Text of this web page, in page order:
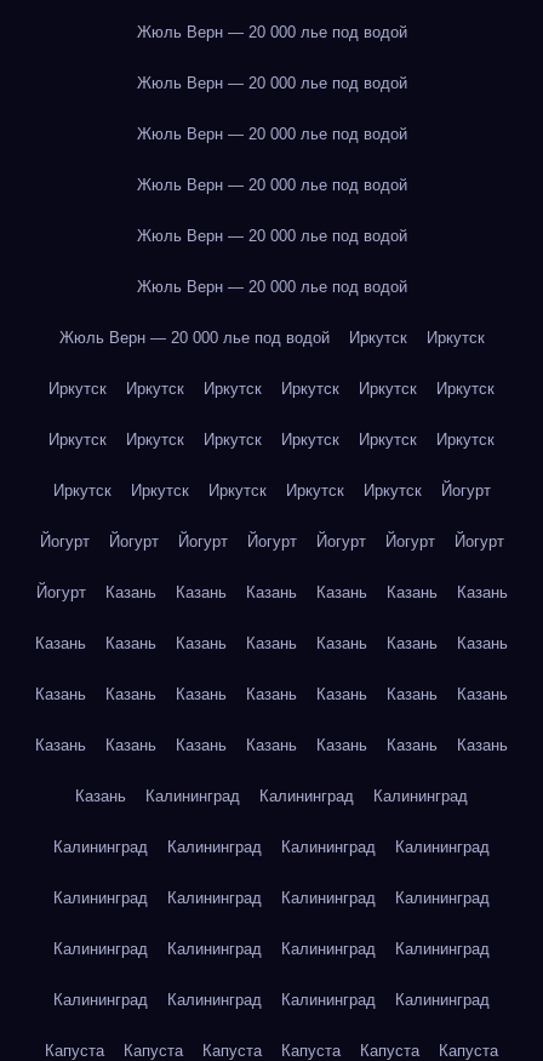
Жюль Верн — 20 000 лье под водой
Жюль Верн — 20 000 лье под водой
Жюль Верн — 20 000 лье под водой
Жюль Верн — 20 000 лье под водой
Жюль Верн — 20 000 лье под водой
Жюль Верн — 20 000 лье под водой
Жюль Верн — 20 000 лье под водой Иркутск Иркутск
Иркутск Иркутск Иркутск Иркутск Иркутск Иркутск
Иркутск Иркутск Иркутск Иркутск Иркутск Иркутск
Иркутск Иркутск Иркутск Иркутск Иркутск Йогурт
Йогурт Йогурт Йогурт Йогурт Йогурт Йогурт Йогурт
Йогурт Казань Казань Казань Казань Казань Казань
Казань Казань Казань Казань Казань Казань Казань
Казань Казань Казань Казань Казань Казань Казань
Казань Казань Казань Казань Казань Казань Казань
Казань Калининград Калининград Калининград
Калининград Калининград Калининград Калининград
Калининград Калининград Калининград Калининград
Калининград Калининград Калининград Калининград
Калининград Калининград Калининград Калининград
Капуста Капуста Капуста Капуста Капуста Капуста